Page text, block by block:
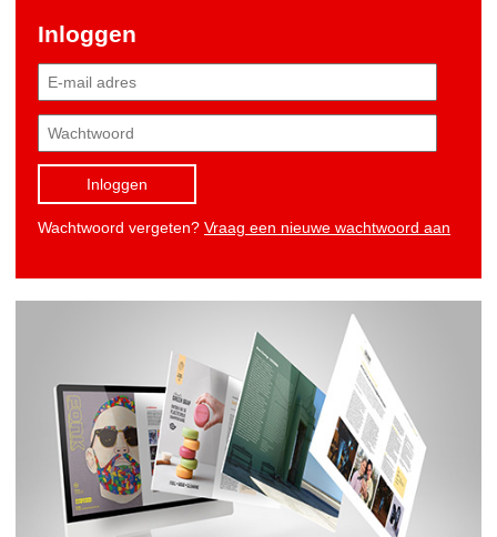
Inloggen
Inloggen
Wachtwoord vergeten? Vraag een nieuwe wachtwoord aan